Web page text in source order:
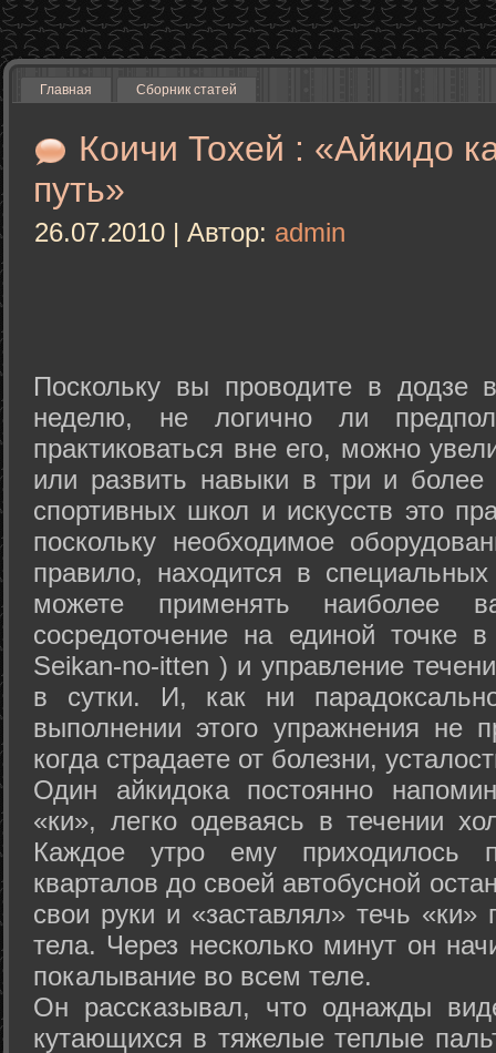
Главная Сборник статей
Коичи Тохей : «Айкидо
путь»
26.07.2010 | Автор: admin
Поскольку вы проводите в додзе
неделю, не логично ли
практиковаться вне его, можно
или развить навыки в три и
спортивных школ и искусств это
поскольку необходимое
правило, находится в
можете применять наиболее
сосредоточение на единой точке
Seikan-­no-­itten ) и управление
в сутки. И, как ни
выполнении этого упражнения не
когда страдаете от болезни,
Один айкидока постоянно
«ки», легко одеваясь в течении
Каждое утро ему приходилось
кварталов до своей автобусной
свои руки и «заставлял» течь «ки»
тела. Через несколько минут он
покалывание во всем теле.
Он рассказывал, что однажды
кутающихся в тяжелые теплые